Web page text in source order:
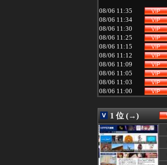
08/06 11:35
08/06 11:34
08/06 11:30
08/06 11:25
08/06 11:15
08/06 11:12
08/06 11:09
08/06 11:05
08/06 11:03
08/06 11:00
08/06 10:45
08/06 10:38
08/06 10:35
08/06 10:34
08/06 10:33
08/06 10:25
08/06 10:18
1 位 (→)